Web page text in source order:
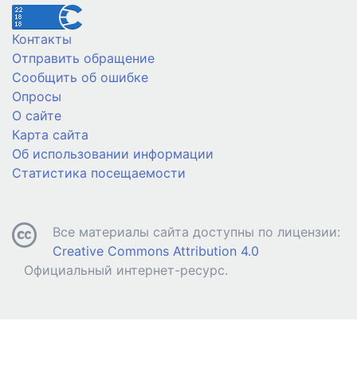
Контакты
Отправить обращение
Сообщить об ошибке
Опросы
О сайте
Карта сайта
Об использовании информации
Статистика посещаемости
Все материалы сайта доступны по лицензии:
Creative Commons Attribution 4.0
Официальный интернет-ресурс.